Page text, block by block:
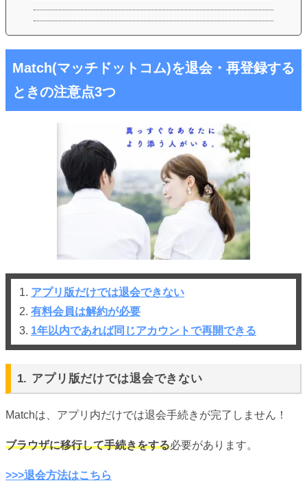
Match(マッチドットコム)を退会・再登録する
ときの注意点3つ
1. アプリ版だけでは退会できない
2. 有料会員は解約が必要
3. 1年以内であれば同じアカウントで再開できる
1. アプリ版だけでは退会できない
Matchは、アプリ内だけでは退会手続きが完了しません！
ブラウザに移行して手続きをする必要があります。
>>>退会方法はこちら